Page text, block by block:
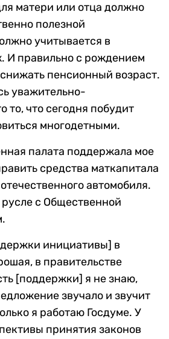
матери или отца должно
полезной
учитывается в
И правильно с рождением
пенсионный возраст.
уважительно-
то, что сегодня побудит
многодетными.
палата поддержала мое
средства маткапитала
автомобиля.
с Общественной
инициативы] в
в правительстве
[поддержки] я не знаю,
звучало и звучит
я работаю Госдуме. У
принятия законов